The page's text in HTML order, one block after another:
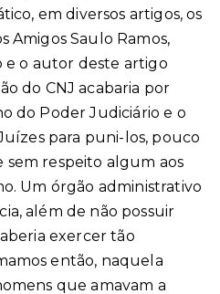
em diversos artigos, os
Amigos Saulo Ramos,
e o autor deste artigo
do CNJ acabaria por
do Poder Judiciário e o
para puni-los, pouco
respeito algum aos
Um órgão administrativo
além de não possuir
exercer tão
então, naquela
que amavam a